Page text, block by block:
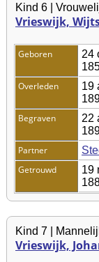
Kind 6 |
Vrieswijk,
Geboren
24
Overleden
19
Begraven
22
Partner
Getrouwd
19
Kind 7 |
Vrieswijk,